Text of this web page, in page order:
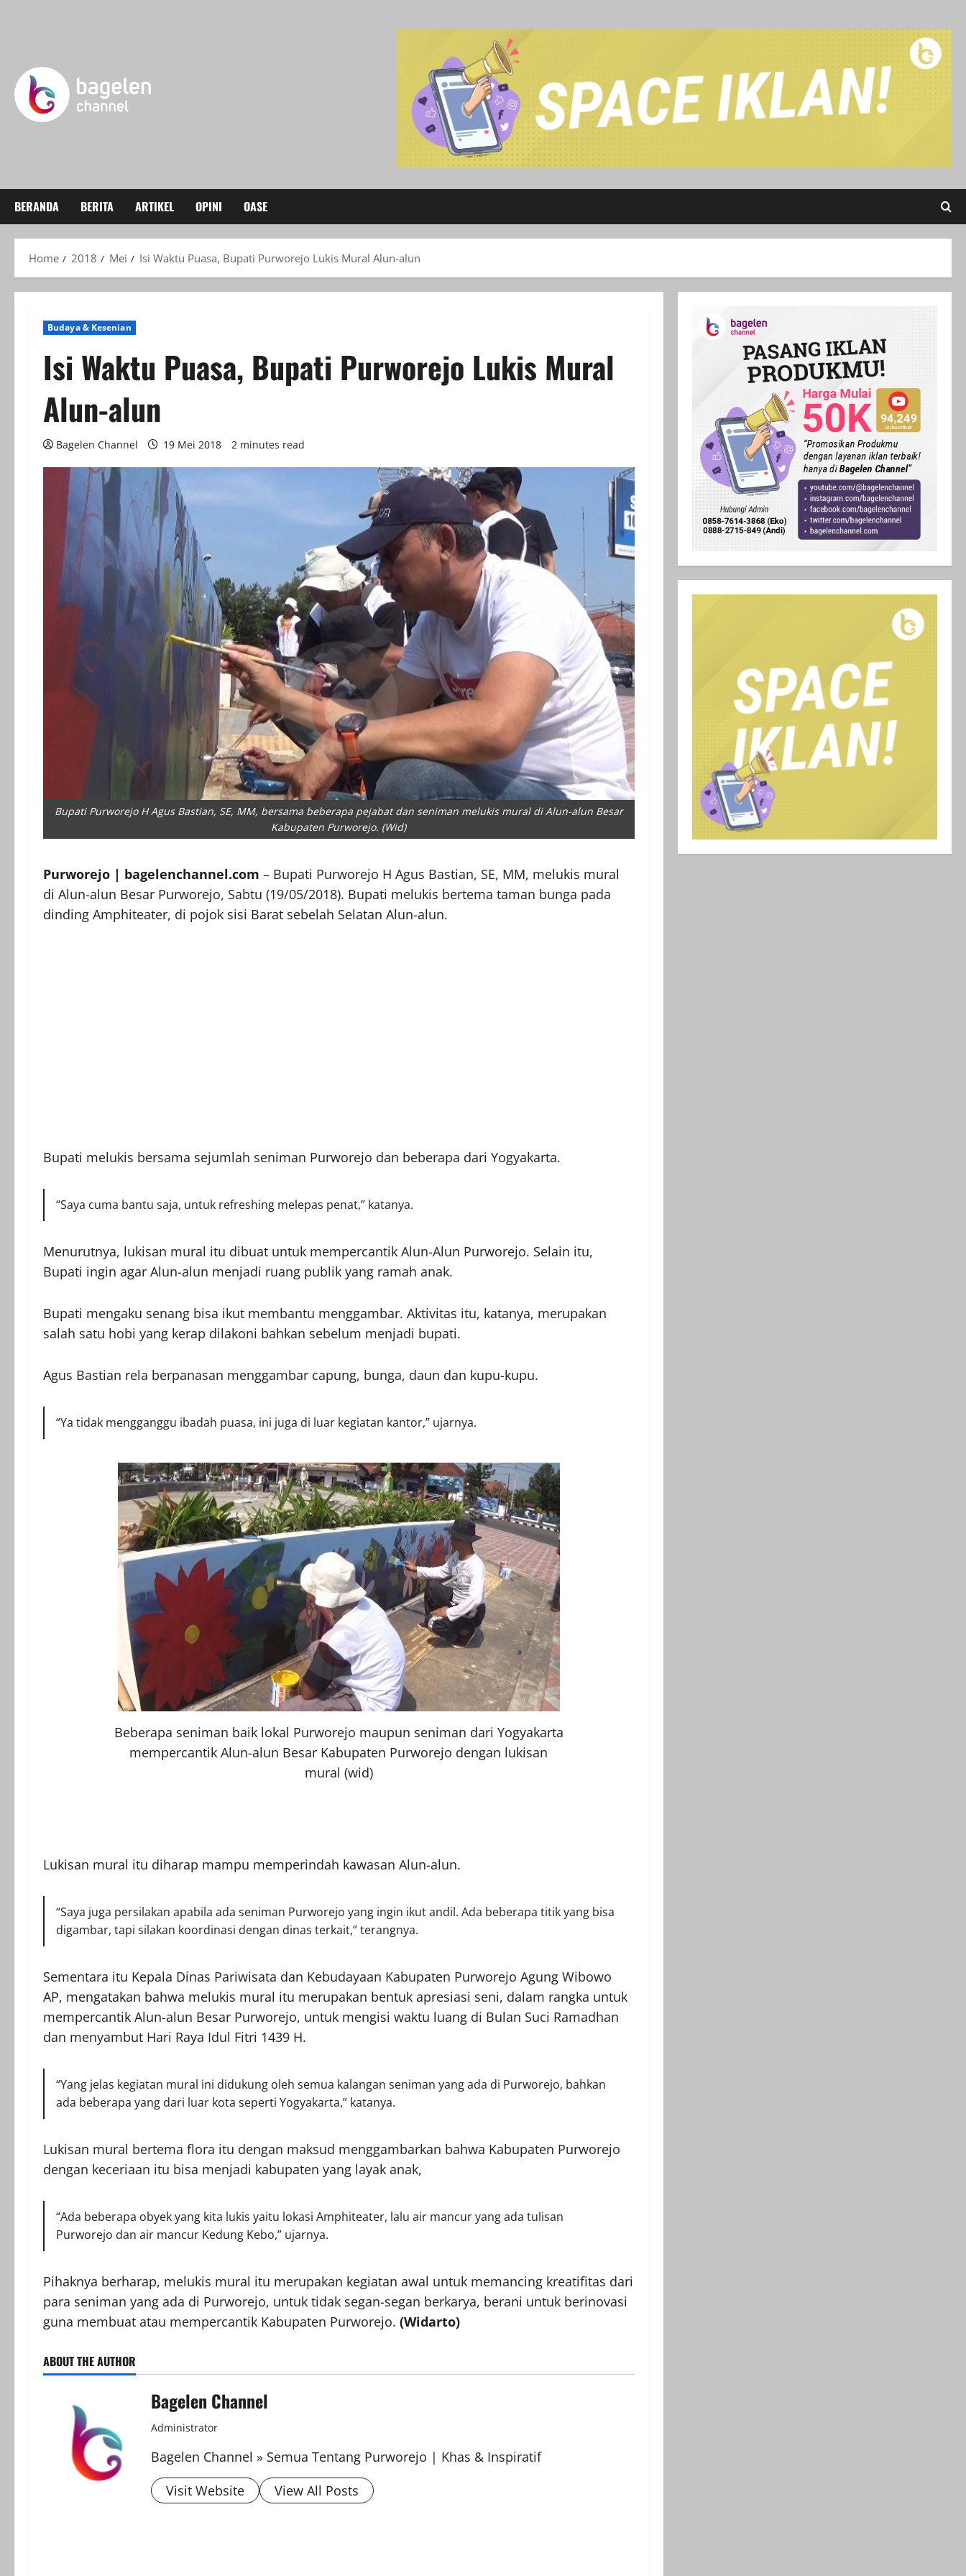
BERANDA BERITA ARTIKEL OPINI OASE
Home 2018 Mei Isi Waktu Puasa, Bupati Purworejo Lukis Mural Alun-alun
Budaya & Kesenian
Isi Waktu Puasa, Bupati Purworejo Lukis Mural
Alun-alun
Bagelen Channel 19 Mei 2018 2 minutes read
Bupati Purworejo H Agus Bastian, SE, MM, bersama beberapa pejabat dan seniman melukis mural di Alun-alun Besar
Kabupaten Purworejo. (Wid)
Purworejo | bagelenchannel.com – Bupati Purworejo H Agus Bastian, SE, MM, melukis mural
di Alun-alun Besar Purworejo, Sabtu (19/05/2018). Bupati melukis bertema taman bunga pada
dinding Amphiteater, di pojok sisi Barat sebelah Selatan Alun-alun.
Bupati melukis bersama sejumlah seniman Purworejo dan beberapa dari Yogyakarta.
“Saya cuma bantu saja, untuk refreshing melepas penat,” katanya.
Menurutnya, lukisan mural itu dibuat untuk mempercantik Alun-Alun Purworejo. Selain itu,
Bupati ingin agar Alun-alun menjadi ruang publik yang ramah anak.
Bupati mengaku senang bisa ikut membantu menggambar. Aktivitas itu, katanya, merupakan
salah satu hobi yang kerap dilakoni bahkan sebelum menjadi bupati.
Agus Bastian rela berpanasan menggambar capung, bunga, daun dan kupu-kupu.
“Ya tidak mengganggu ibadah puasa, ini juga di luar kegiatan kantor,” ujarnya.
Beberapa seniman baik lokal Purworejo maupun seniman dari Yogyakarta
mempercantik Alun-alun Besar Kabupaten Purworejo dengan lukisan
mural (wid)
Lukisan mural itu diharap mampu memperindah kawasan Alun-alun.
“Saya juga persilakan apabila ada seniman Purworejo yang ingin ikut andil. Ada beberapa titik yang bisa
digambar, tapi silakan koordinasi dengan dinas terkait,” terangnya.
Sementara itu Kepala Dinas Pariwisata dan Kebudayaan Kabupaten Purworejo Agung Wibowo
AP, mengatakan bahwa melukis mural itu merupakan bentuk apresiasi seni, dalam rangka untuk
mempercantik Alun-alun Besar Purworejo, untuk mengisi waktu luang di Bulan Suci Ramadhan
dan menyambut Hari Raya Idul Fitri 1439 H.
“Yang jelas kegiatan mural ini didukung oleh semua kalangan seniman yang ada di Purworejo, bahkan
ada beberapa yang dari luar kota seperti Yogyakarta,” katanya.
Lukisan mural bertema flora itu dengan maksud menggambarkan bahwa Kabupaten Purworejo
dengan keceriaan itu bisa menjadi kabupaten yang layak anak,
“Ada beberapa obyek yang kita lukis yaitu lokasi Amphiteater, lalu air mancur yang ada tulisan
Purworejo dan air mancur Kedung Kebo,” ujarnya.
Pihaknya berharap, melukis mural itu merupakan kegiatan awal untuk memancing kreatifitas dari
para seniman yang ada di Purworejo, untuk tidak segan-segan berkarya, berani untuk berinovasi
guna membuat atau mempercantik Kabupaten Purworejo. (Widarto)
ABOUT THE AUTHOR
Bagelen Channel
Administrator
Bagelen Channel » Semua Tentang Purworejo | Khas & Inspiratif
Visit Website
View All Posts